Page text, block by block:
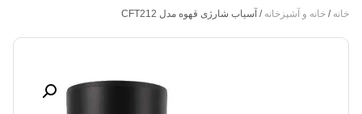
خانه / خانه و آشپزخانه / آسیاب شارژی قهوه مدل CFT212